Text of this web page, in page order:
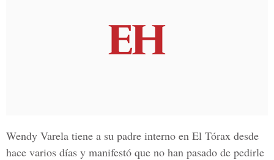
Wendy Varela tiene a su padre interno en El Tórax desde
hace varios días y manifestó que no han pasado de pedirle